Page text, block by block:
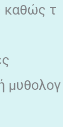
καθώς τ
μυθολογ